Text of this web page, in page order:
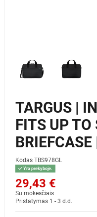
TARGUS |
FITS UP TO
Kodas TBS978GL
Yra prekyboje.
29,43 €
Su mokesčiais
Pristatymas 1 - 3 d.d.